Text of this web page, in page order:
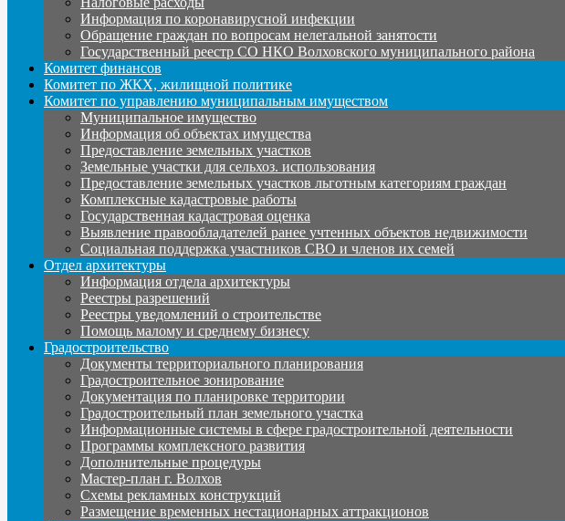
Информация по коронавирусной инфекции
Обращение граждан по вопросам нелегальной занятости
Государственный реестр СО НКО Волховского муниципального района
Комитет финансов
Комитет по ЖКХ, жилищной политике
Комитет по управлению муниципальным имуществом
Муниципальное имущество
Информация об объектах имущества
Предоставление земельных участков
Земельные участки для сельхоз. использования
Предоставление земельных участков льготным категориям граждан
Комплексные кадастровые работы
Государственная кадастровая оценка
Выявление правообладателей ранее учтенных объектов недвижимости
Социальная поддержка участников СВО и членов их семей
Отдел архитектуры
Информация отдела архитектуры
Реестры разрешений
Реестры уведомлений о строительстве
Помощь малому и среднему бизнесу
Градостроительство
Документы территориального планирования
Градостроительное зонирование
Документация по планировке территории
Градостроительный план земельного участка
Информационные системы в сфере градостроительной деятельности
Программы комплексного развития
Дополнительные процедуры
Мастер-план г. Волхов
Схемы рекламных конструкций
Размещение временных нестационарных аттракционов